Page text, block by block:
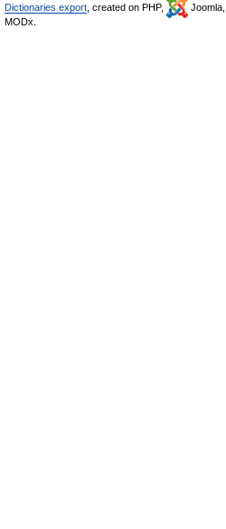
Dictionaries export , created on PHP, Joomla,
MODx.